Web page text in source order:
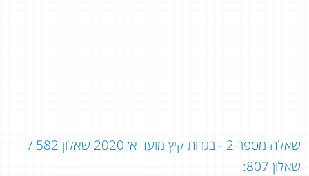
שאלה מספר 2 - בגרות קיץ מועד א׳ 2020 שאלון 582 /
שאלון 807: